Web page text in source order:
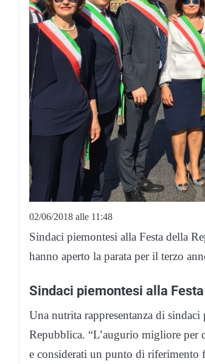
02/06/2018 alle 11:48
Sindaci piemontesi alla Festa della
hanno aperto la parata per il terzo
Sindaci piemontesi alla
Una nutrita rappresentanza di
Repubblica. “L’augurio migliore per
e considerati un punto di riferimento